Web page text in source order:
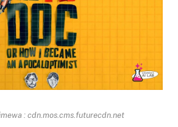
: cdn.mos.cms.futurecdn.net